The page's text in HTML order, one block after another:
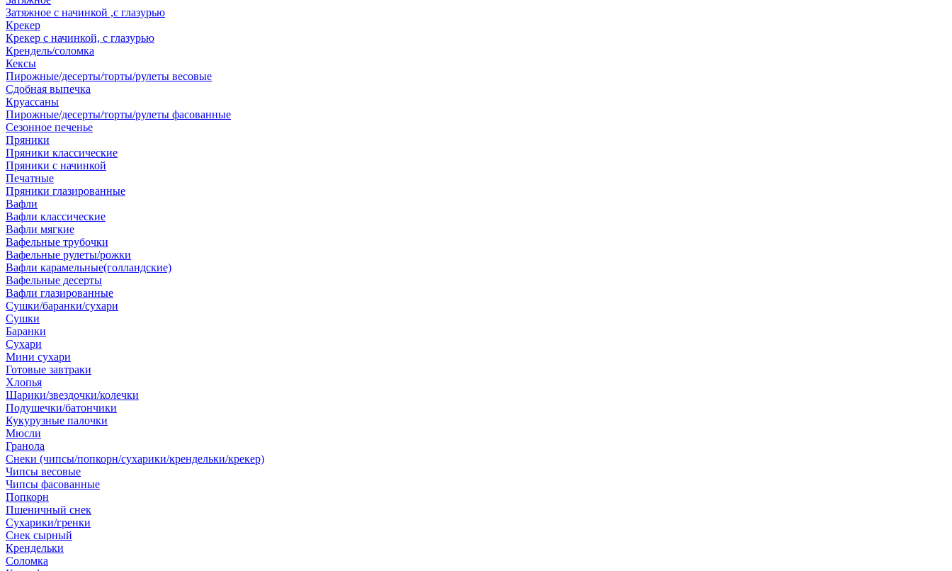
Затяжное с начинкой ,с глазурью
Крекер
Крекер с начинкой, с глазурью
Крендель/соломка
Кексы
Пирожные/десерты/торты/рулеты весовые
Сдобная выпечка
Круассаны
Пирожные/десерты/торты/рулеты фасованные
Сезонное печенье
Пряники
Пряники классические
Пряники с начинкой
Печатные
Пряники глазированные
Вафли
Вафли классические
Вафли мягкие
Вафельные трубочки
Вафельные рулеты/рожки
Вафли карамельные(голландские)
Вафельные десерты
Вафли глазированные
Сушки/баранки/сухари
Сушки
Баранки
Сухари
Мини сухари
Готовые завтраки
Хлопья
Шарики/звездочки/колечки
Подушечки/батончики
Кукурузные палочки
Мюсли
Гранола
Снеки (чипсы/попкорн/сухарики/крендельки/крекер)
Чипсы весовые
Чипсы фасованные
Попкорн
Пшеничный снек
Сухарики/гренки
Снек сырный
Крендельки
Соломка